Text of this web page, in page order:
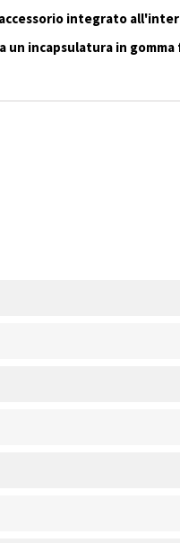
accessorio integrato
un incapsulatura in